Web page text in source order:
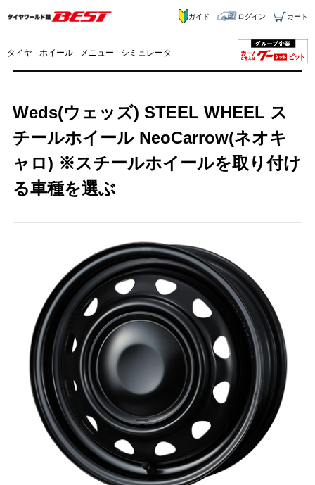
タイヤ ホイール メニュー シミュレータ
ガイド ログイン カート
Weds(ウェッズ) STEEL WHEEL ス
チールホイール NeoCarrow(ネオキ
ャロ) ※スチールホイールを取り付け
る車種を選ぶ